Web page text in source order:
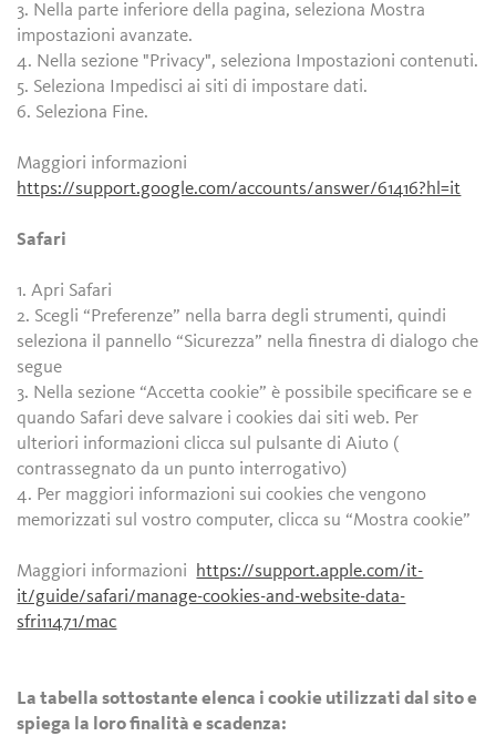
3. Nella parte inferiore della pagina, seleziona Mostra
impostazioni avanzate.
4. Nella sezione "Privacy", seleziona Impostazioni contenuti.
5. Seleziona Impedisci ai siti di impostare dati.
6. Seleziona Fine.
Maggiori informazioni
https://support.google.com/accounts/answer/61416?hl=it
Safari
1. Apri Safari
2. Scegli “Preferenze” nella barra degli strumenti, quindi
seleziona il pannello “Sicurezza” nella finestra di dialogo che
segue
3. Nella sezione “Accetta cookie” è possibile specificare se e
quando Safari deve salvare i cookies dai siti web. Per
ulteriori informazioni clicca sul pulsante di Aiuto (
contrassegnato da un punto interrogativo)
4. Per maggiori informazioni sui cookies che vengono
memorizzati sul vostro computer, clicca su “Mostra cookie”
Maggiori informazioni https://support.apple.com/it-
it/guide/safari/manage-cookies-and-website-data-
sfri11471/mac
La tabella sottostante elenca i cookie utilizzati dal sito e
spiega la loro finalità e scadenza: